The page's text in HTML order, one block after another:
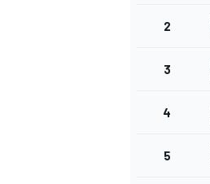
2
3
4
5